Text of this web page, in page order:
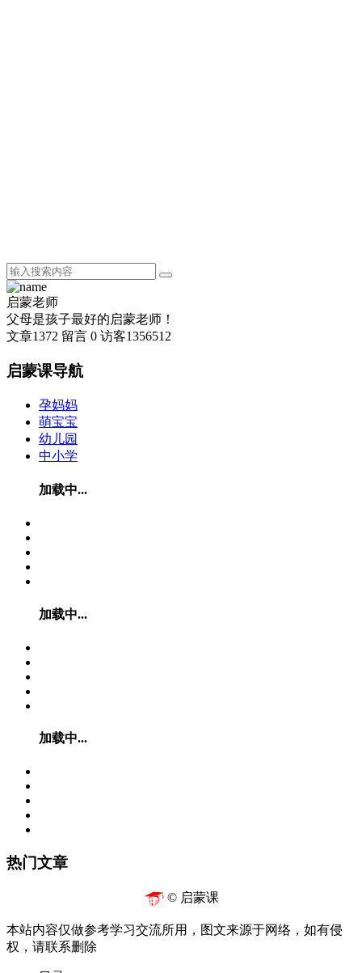
启蒙老师
父母是孩子最好的启蒙老师！
文章1372 留言 0 访客1356512
启蒙课导航
孕妈妈
萌宝宝
幼儿园
中小学
加载中...
加载中...
加载中...
热门文章
© 启蒙课
本站内容仅做参考学习交流所用，图文来源于网络，如有侵
权，请联系删除